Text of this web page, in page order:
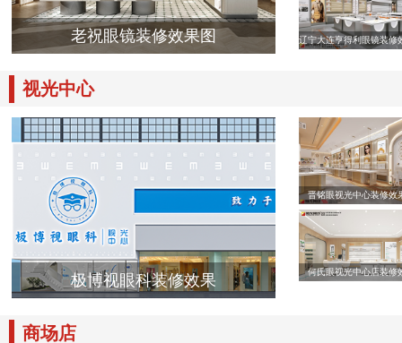
老祝眼镜装修效果图 辽宁大连亨得利眼镜装修
视光中心
极博视眼科装修效果
晋铭眼视光中心装修效
何氏眼视光中心店装修
商场店